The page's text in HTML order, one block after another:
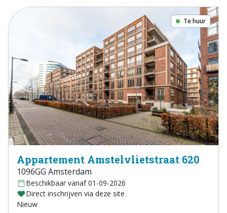
Te huur
Appartement Amstelvlietstraat 620
1096GG Amsterdam
Beschikbaar vanaf 01-09-2026
Direct inschrijven via deze site
Nieuw